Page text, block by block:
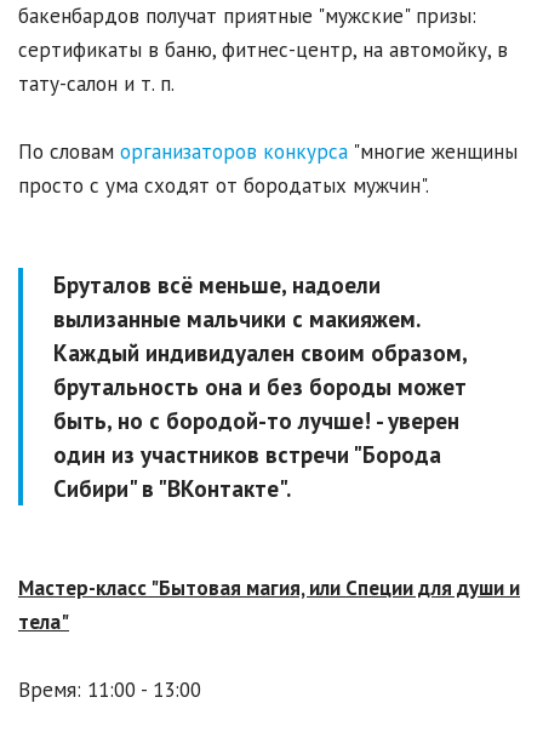
бакенбардов получат приятные "мужские" призы:
сертификаты в баню, фитнес-центр, на автомойку, в
тату-салон и т. п.
По словам организаторов конкурса "многие женщины
просто с ума сходят от бородатых мужчин".
Бруталов всё меньше, надоели
вылизанные мальчики с макияжем.
Каждый индивидуален своим образом,
брутальность она и без бороды может
быть, но с бородой-то лучше! - уверен
один из участников встречи "Борода
Сибири" в "ВКонтакте".
Мастер-класс "Бытовая магия, или Специи для души и
тела"
Время: 11:00 - 13:00